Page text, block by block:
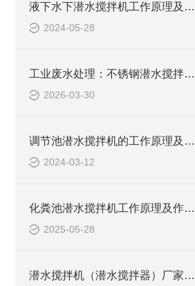
液下水下潜水搅拌机工作原理及作用特点、安装图、CAD结构图
2024-05-28
工业废水处理：不锈钢潜水搅拌机如何防止污泥沉淀
2026-03-30
调节池潜水搅拌机的工作原理及潜水推进器CAD安装图、结构图
2024-03-12
化粪池潜水搅拌机工作原理及作用特点、安装图、CAD结构图
2025-05-28
潜水搅拌机（潜水搅拌器）厂家选型指南